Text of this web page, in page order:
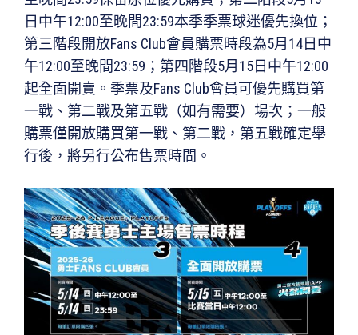
日中午12:00至晚間23:59本季季票球迷優先換位；
第三階段開放Fans Club會員購票時段為5月14日中
午12:00至晚間23:59；第四階段5月15日中午12:00
起全面開賣。季票及Fans Club會員可優先購買第
一戰、第二戰及第五戰（如有需要）場次；一般
購票僅開放購買第一戰、第二戰，第五戰確定舉
行後，將另行公布售票時間。